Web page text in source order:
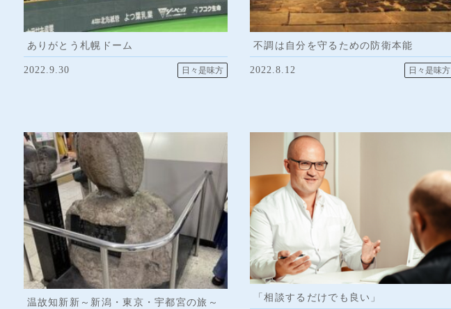
ありがとう札幌ドーム
2022.9.30 日々是味方
不調は自分を守るための防衛本能
2022.8.12 日々是味方
温故知新新～新潟・東京・宇都宮の旅～ 「相談するだけでも良い」